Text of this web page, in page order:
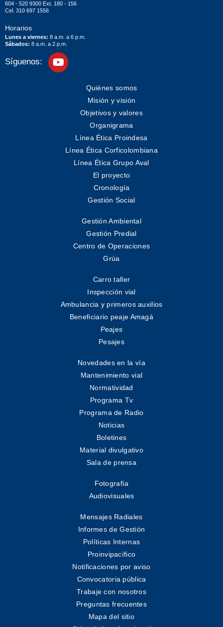
604 - 520 9300 Ext. 180 - 156
Cel. 310 697 1556
Horarios
Lunes a viernes: 8 a.m. a 6 p.m.
Sábados: 8 a.m. a 2 p.m.
Síguenos:
Quiénes somos
Misión y visión
Objetivos y valores
Organigrama
Línea Ética Proindesa
Línea Ética Corficolombiana
Línea Ética Grupo Aval
El proyecto
Cronología
Gestión Social
Gestión Ambiental
Gestión Predial
Centro de Operaciones
Grúa
Carro taller
Inspección vial
Ambulancia y primeros auxilios
Beneficiario peaje Amagá
Peajes
Pesajes
Novedades en la vía
Mantenimiento vial
Normatividad
Programa Tv
Programa de Radio
Noticias
Boletines
Material divulgativo
Sala de prensa
Fotografía
Audiovisuales
Mensajes Radiales
Informes de Gestión
Políticas Internas
Proinvipacífico
Notificaciones por aviso
Convocatoria pública
Trabaje con nosotros
Preguntas frecuentes
Mapa del sitio